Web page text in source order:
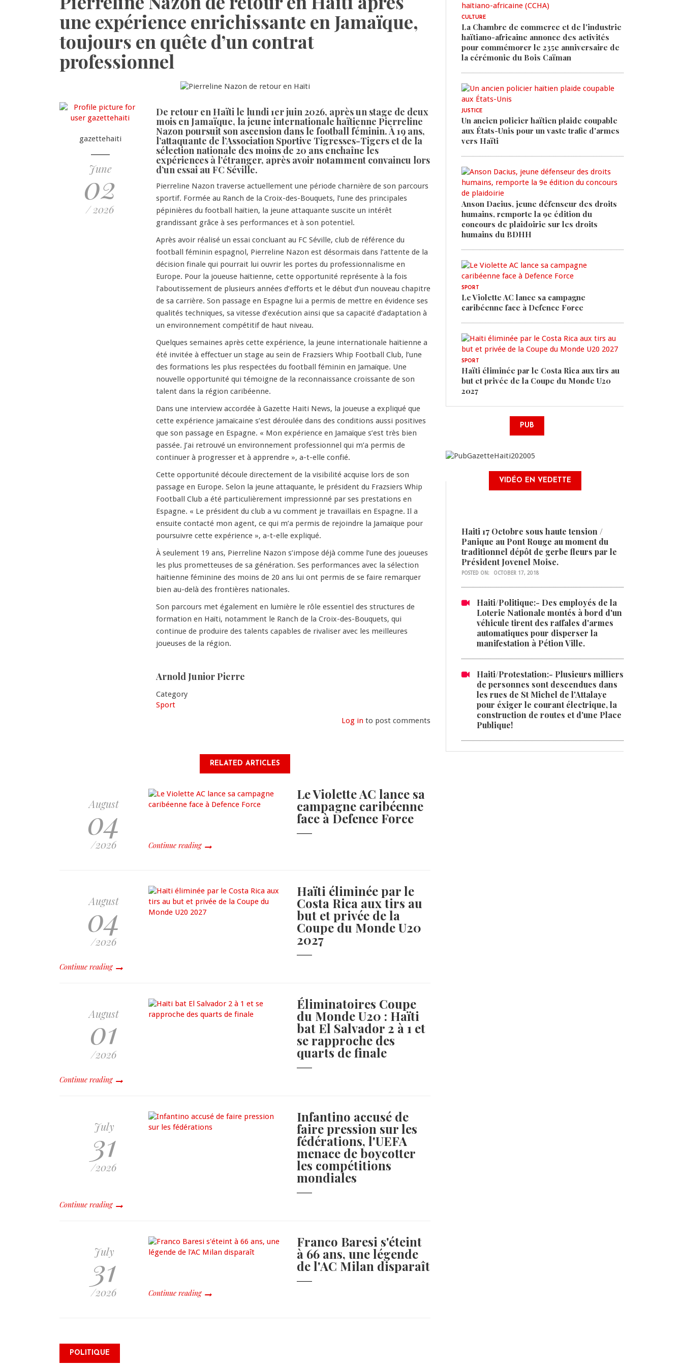
une expérience enrichissante en Jamaïque,
toujours en quête d’un contrat
professionnel
gazettehaiti
June
02
/ 2026
De retour en Haïti le lundi 1er juin 2026, après un stage de deux
mois en Jamaïque, la jeune internationale haïtienne Pierreline
Nazon poursuit son ascension dans le football féminin. À 19 ans,
l’attaquante de l’Association Sportive Tigresses-Tigers et de la
sélection nationale des moins de 20 ans enchaîne les
expériences à l’étranger, après avoir notamment convaincu lors
d’un essai au FC Séville.
Pierreline Nazon traverse actuellement une période charnière de son parcours
sportif. Formée au Ranch de la Croix-des-Bouquets, l’une des principales
pépinières du football haïtien, la jeune attaquante suscite un intérêt
grandissant grâce à ses performances et à son potentiel.
Après avoir réalisé un essai concluant au FC Séville, club de référence du
football féminin espagnol, Pierreline Nazon est désormais dans l’attente de la
décision finale qui pourrait lui ouvrir les portes du professionnalisme en
Europe. Pour la joueuse haïtienne, cette opportunité représente à la fois
l’aboutissement de plusieurs années d’efforts et le début d’un nouveau chapitre
de sa carrière. Son passage en Espagne lui a permis de mettre en évidence ses
qualités techniques, sa vitesse d’exécution ainsi que sa capacité d’adaptation à
un environnement compétitif de haut niveau.
Quelques semaines après cette expérience, la jeune internationale haïtienne a
été invitée à effectuer un stage au sein de Frazsiers Whip Football Club, l’une
des formations les plus respectées du football féminin en Jamaïque. Une
nouvelle opportunité qui témoigne de la reconnaissance croissante de son
talent dans la région caribéenne.
Dans une interview accordée à Gazette Haiti News, la joueuse a expliqué que
cette expérience jamaïcaine s’est déroulée dans des conditions aussi positives
que son passage en Espagne. « Mon expérience en Jamaïque s’est très bien
passée. J’ai retrouvé un environnement professionnel qui m’a permis de
continuer à progresser et à apprendre », a-t-elle confié.
Cette opportunité découle directement de la visibilité acquise lors de son
passage en Europe. Selon la jeune attaquante, le président du Frazsiers Whip
Football Club a été particulièrement impressionné par ses prestations en
Espagne. « Le président du club a vu comment je travaillais en Espagne. Il a
ensuite contacté mon agent, ce qui m’a permis de rejoindre la Jamaïque pour
poursuivre cette expérience », a-t-elle expliqué.
À seulement 19 ans, Pierreline Nazon s’impose déjà comme l’une des joueuses
les plus prometteuses de sa génération. Ses performances avec la sélection
haïtienne féminine des moins de 20 ans lui ont permis de se faire remarquer
bien au-delà des frontières nationales.
Son parcours met également en lumière le rôle essentiel des structures de
formation en Haïti, notamment le Ranch de la Croix-des-Bouquets, qui
continue de produire des talents capables de rivaliser avec les meilleures
joueuses de la région.
Arnold Junior Pierre
Category
Sport
Log in to post comments
RELATED ARTICLES
August
04
/2026
Le Violette AC lance sa
campagne caribéenne
face à Defence Force
Continue reading
August
04
/2026
Haïti éliminée par le
Costa Rica aux tirs au
but et privée de la
Coupe du Monde U20
2027
Continue reading
August
01
/2026
Éliminatoires Coupe
du Monde U20 : Haïti
bat El Salvador 2 à 1 et
se rapproche des
quarts de finale
Continue reading
July
31
/2026
Infantino accusé de
faire pression sur les
fédérations, l'UEFA
menace de boycotter
les compétitions
mondiales
Continue reading
July
31
/2026
Franco Baresi s'éteint
à 66 ans, une légende
de l'AC Milan disparaît
Continue reading
POLITIQUE
Alix Didier Fils-Aimé s’inscrit
comme électeur et réaffirme
CULTURE
La Chambre de commerce et de l'industrie
haïtiano-africaine annonce des activités
pour commémorer le 235e anniversaire de
la cérémonie du Bois Caïman
JUSTICE
Un ancien policier haïtien plaide coupable
aux États-Unis pour un vaste trafic d'armes
vers Haïti
Anson Dacius, jeune défenseur des droits
humains, remporte la 9e édition du
concours de plaidoirie sur les droits
humains du BDHH
SPORT
Le Violette AC lance sa campagne
caribéenne face à Defence Force
SPORT
Haïti éliminée par le Costa Rica aux tirs au
but et privée de la Coupe du Monde U20
2027
PUB
VIDÉO EN VEDETTE
Haiti 17 Octobre sous haute tension /
Panique au Pont Rouge au moment du
traditionnel dépôt de gerbe fleurs par le
Président Jovenel Moise.
POSTED ON: OCTOBER 17, 2018
Haiti/Politique:- Des employés de la
Loterie Nationale montés à bord d'un
véhicule tirent des raffales d'armes
automatiques pour disperser la
manifestation à Pétion Ville.
Haiti/Protestation:- Plusieurs milliers
de personnes sont descendues dans
les rues de St Michel de l'Attalaye
pour éxiger le courant électrique, la
construction de routes et d'une Place
Publique!